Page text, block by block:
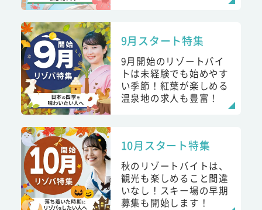
9月スタート特集
9月開始のリゾートバイ
トは未経験でも始めやす
い季節！紅葉が楽しめる
温泉地の求人も豊富！
10月スタート特集
秋のリゾートバイトは、
観光も楽しめること間違
いなし！スキー場の早期
募集も開始します！